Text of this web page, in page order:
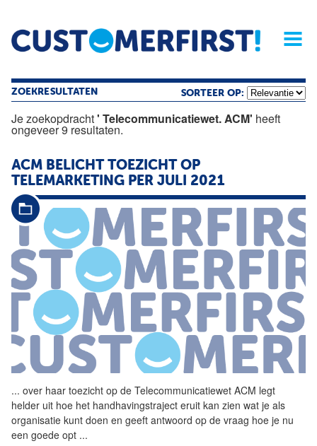
Home Opinie Archief
Magazine
ZOEKRESULTATEN SORTEER OP:
Je zoekopdracht' Telecommunicatiewet. ACM' heeft
ongeveer 9 resultaten.
ACM BELICHT TOEZICHT OP
TELEMARKETING PER JULI 2021
... over haar toezicht op de Telecommunicatiewet ACM legt
helder uit hoe het handhavingstraject eruit kan zien wat je als
organisatie kunt doen en geeft antwoord op de vraag hoe je nu
een goede opt ...